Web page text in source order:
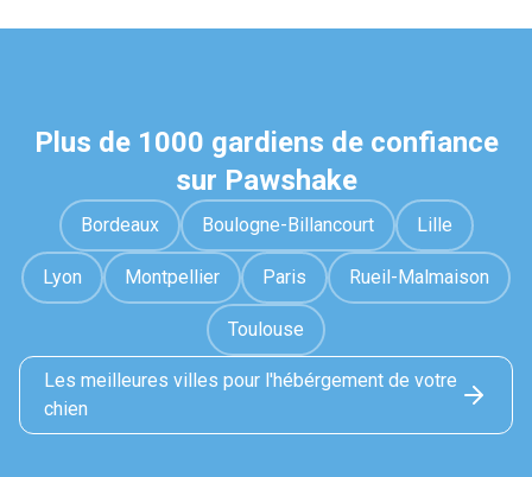
Plus de 1000 gardiens de confiance
sur Pawshake
Bordeaux Boulogne-Billancourt Lille
Lyon Montpellier Paris Rueil-Malmaison
Toulouse
Les meilleures villes pour l'hébérgement de votre
chien